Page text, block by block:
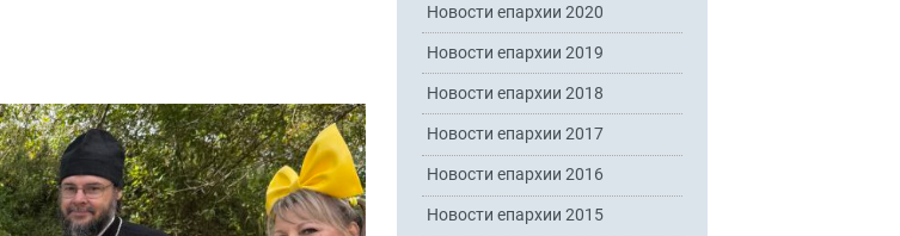
Новости епархии 2020
Новости епархии 2019
Новости епархии 2018
Новости епархии 2017
Новости епархии 2016
Новости епархии 2015